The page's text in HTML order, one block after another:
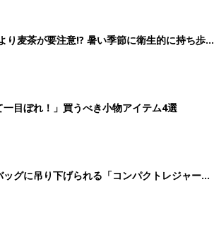
麦茶が要注意!? 暑い季節に衛生的に持ち歩
目ぼれ！」買うべき小物アイテム4選
グに吊り下げられる「コンパクトレジャーシ